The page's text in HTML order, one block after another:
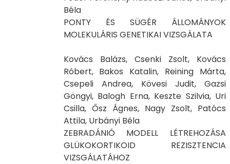
Béla
PONTY ÉS SÜGÉR ÁLLOMÁNYOK
MOLEKULÁRIS GENETIKAI VIZSGÁLATA
Kovács Balázs, Csenki Zsolt, Kovács
Róbert, Bakos Katalin, Reining Márta,
Csepeli Andrea, Kövesi Judit, Gazsi
Göngyi, Balogh Erna, Keszte Szilvia, Uri
Csilla, Ősz Ágnes, Nagy Zsolt, Patócs
Attila, Urbányi Béla
ZEBRADÁNIÓ MODELL LÉTREHOZÁSA
GLÜKOKORTIKOID REZISZTENCIA
VIZSGÁLATÁHOZ